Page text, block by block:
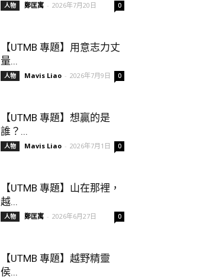
人物 鄭匡寓 - 2026年7月20日 0
【UTMB 專題】用意志力丈
量...
人物 Mavis Liao - 2026年7月9日 0
【UTMB 專題】想贏的是
誰？...
人物 Mavis Liao - 2026年7月1日 0
【UTMB 專題】山在那裡，
越...
人物 鄭匡寓 - 2026年6月27日 0
【UTMB 專題】越野精靈
侯...